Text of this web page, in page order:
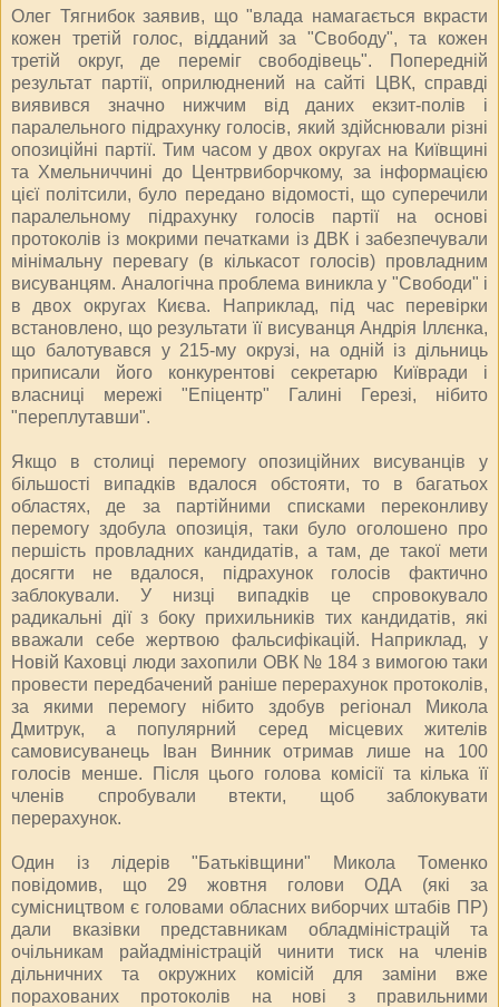
Олег Тягнибок заявив, що "влада намагається вкрасти
кожен третій голос, відданий за "Свободу", та кожен
третій округ, де переміг свободівець". Попередній
результат партії, оприлюднений на сайті ЦВК, справді
виявився значно нижчим від даних екзит-полів і
паралельного підрахунку голосів, який здійснювали різні
опозиційні партії. Тим часом у двох округах на Київщині
та Хмельниччині до Центрвиборчкому, за інформацією
цієї політсили, було передано відомості, що суперечили
паралельному підрахунку голосів партії на основі
протоколів із мокрими печатками із ДВК і забезпечували
мінімальну перевагу (в кількасот голосів) провладним
висуванцям. Аналогічна проблема виникла у "Свободи" і
в двох округах Києва. Наприклад, під час перевірки
встановлено, що результати її висуванця Андрія Іллєнка,
що балотувався у 215-му окрузі, на одній із дільниць
приписали його конкурентові секретарю Київради і
власниці мережі "Епіцентр" Галині Герезі, нібито
"переплутавши".
Якщо в столиці перемогу опозиційних висуванців у
більшості випадків вдалося обстояти, то в багатьох
областях, де за партійними списками переконливу
перемогу здобула опозиція, таки було оголошено про
першість провладних кандидатів, а там, де такої мети
досягти не вдалося, підрахунок голосів факти­чно
заблокували. У низці випадків це спровокувало
радикальні дії з боку прихильників тих кандидатів, які
вважали себе жертвою фальсифікацій. Наприклад, у
Новій Каховці люди захопили ОВК № 184 з вимогою таки
провести передбачений раніше перерахунок протоколів,
за якими перемогу нібито здобув регіонал Микола
Дмитрук, а популярний серед місцевих жителів
самовисуванець Іван Винник отримав лише на 100
голосів менше. Після цього голова комісії та кілька її
членів спробували втекти, щоб заблокувати
перерахунок.
Один із лідерів "Батьківщини" Микола Томенко
повідомив, що 29 жовтня голови ОДА (які за
сумісництвом є головами обласних виборчих штабів ПР)
дали вказівки представникам обладміністрацій та
очільникам райадміністрацій чинити тиск на членів
дільничних та окружних комісій для заміни вже
порахованих протоколів на нові з правильними